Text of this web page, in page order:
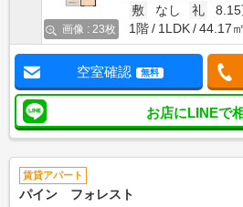
画像 : 23枚
敷
なし 礼
1階
1LDK 44.17㎡
空室確認 無料
お店にLINEで
賃貸アパート
パイン フォレスト